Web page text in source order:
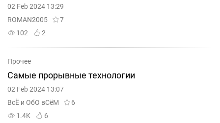
02 Feb 2024 13:29
ROMAN2005
7
102
2
Прочее
Самые прорывные технологии
02 Feb 2024 13:07
ВсЁ и ОбО вСёМ
6
1.4K
6